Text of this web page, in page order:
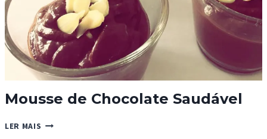
Mousse de Chocolate Saudável
LER MAIS MOUSSE